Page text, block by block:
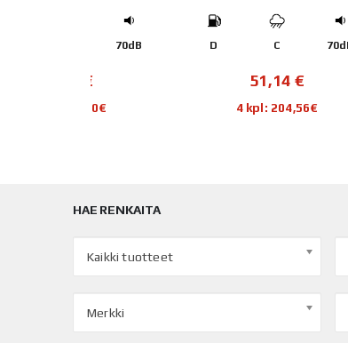
D C
HAE RENKAITA
Kaikki tuotteet
Merkki